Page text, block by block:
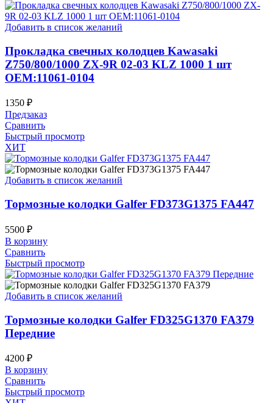
Добавить в список желаний
Прокладка свечных колодцев Kawasaki
Z750/800/1000 ZX-9R 02-03 KLZ 1000 1 шт
OEM:11061-0104
1350 ₽
Предзаказ
Сравнить
Быстрый просмотр
ХИТ
Добавить в список желаний
Тормозные колодки Galfer FD373G1375 FA447
5500 ₽
В корзину
Сравнить
Быстрый просмотр
Добавить в список желаний
Тормозные колодки Galfer FD325G1370 FA379
Передние
4200 ₽
В корзину
Сравнить
Быстрый просмотр